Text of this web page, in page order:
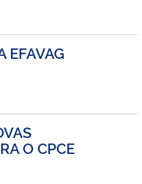
EFAVAG
O CPCE